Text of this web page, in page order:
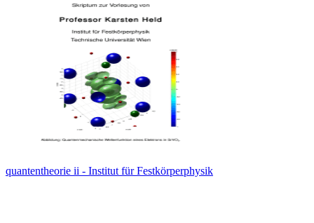
quantentheorie ii - Institut für Festkörperphysik